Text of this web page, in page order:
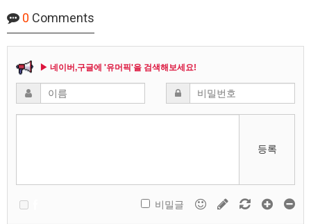
0 Comments
▶ 네이버,구글에 '유머픽'을 검색해보세요!
등록
비밀글